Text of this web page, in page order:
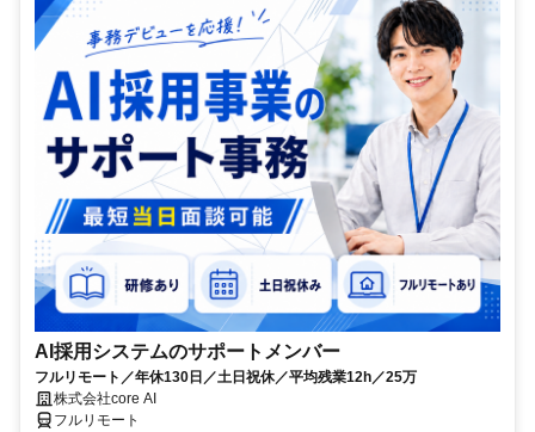
AI採用システムのサポートメンバー
フルリモート／年休130日／土日祝休／平均残業12h／25万
株式会社core AI
フルリモート